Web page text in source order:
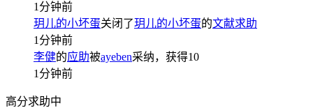
1分钟前
玥儿的小坏蛋关闭了玥儿的小坏蛋的文献求助
1分钟前
李健的应助被ayeben采纳，获得10
1分钟前
高分求助中